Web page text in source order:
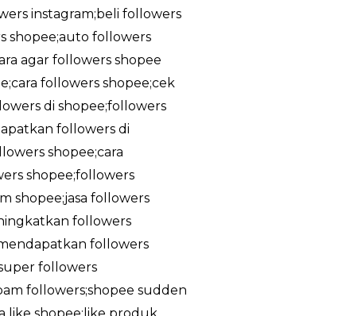
instagram;beli followers
shopee;auto followers
agar followers shopee
followers shopee;cek
di shopee;followers
followers di
shopee;cara
shopee;followers
shopee;jasa followers
followers
followers
followers
followers;shopee sudden
like shopee;like produk